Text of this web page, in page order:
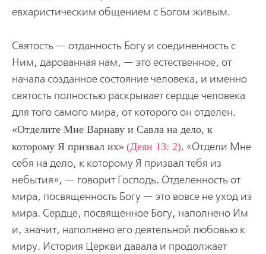
евхаристическим общением с Богом живым.
Святость — отданность Богу и соединенность с
Ним, дарованная нам, — это естественное, от
начала созданное состояние человека, и именно
святость полностью раскрывает сердце человека
для того самого мира, от которого он отделен.
Отделите Мне Варнаву и Савла на дело, к
которому Я призвал их
(Деян 13: 2). «Отдели Мне
себя на дело, к которому Я призвал тебя из
небытия», — говорит Господь. Отделенность от
мира, посвященность Богу — это вовсе не уход из
мира. Сердце, посвященное Богу, наполнено Им
и, значит, наполнено его деятельной любовью к
миру. История Церкви давала и продолжает